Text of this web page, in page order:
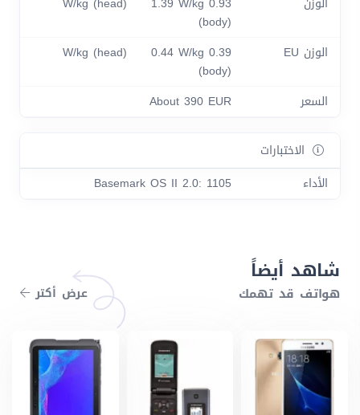
(body)
الوزن EU
0.39 W/kg (head) 0.44 W/kg
(body)
السعر
About 390 EUR
الاختبارات
الأداء
Basemark OS II 2.0: 1105
شاهد أيضاً
هواتف قد تهمك عرض أكتر